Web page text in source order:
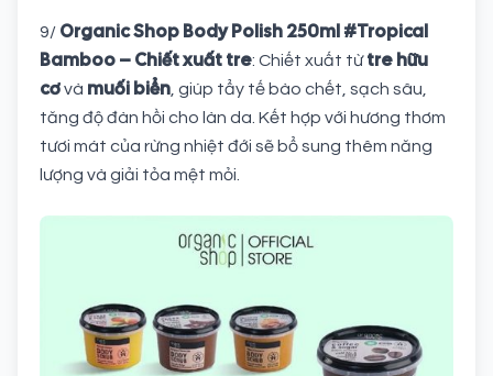
9/ Organic Shop Body Polish 250ml #Tropical
Bamboo – Chiết xuất tre: Chiết xuất từtre hữu
cơvà muối biển , giúp tẩy tế bào chết, sạch sâu,
tăng độ đàn hồi cho làn da. Kết hợp với hương thơm
tươi mát của rừng nhiệt đới sẽ bổ sung thêm năng
lượng và giải tỏa mệt mỏi.